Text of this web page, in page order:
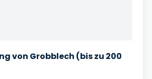
von Grobblech (bis zu 200